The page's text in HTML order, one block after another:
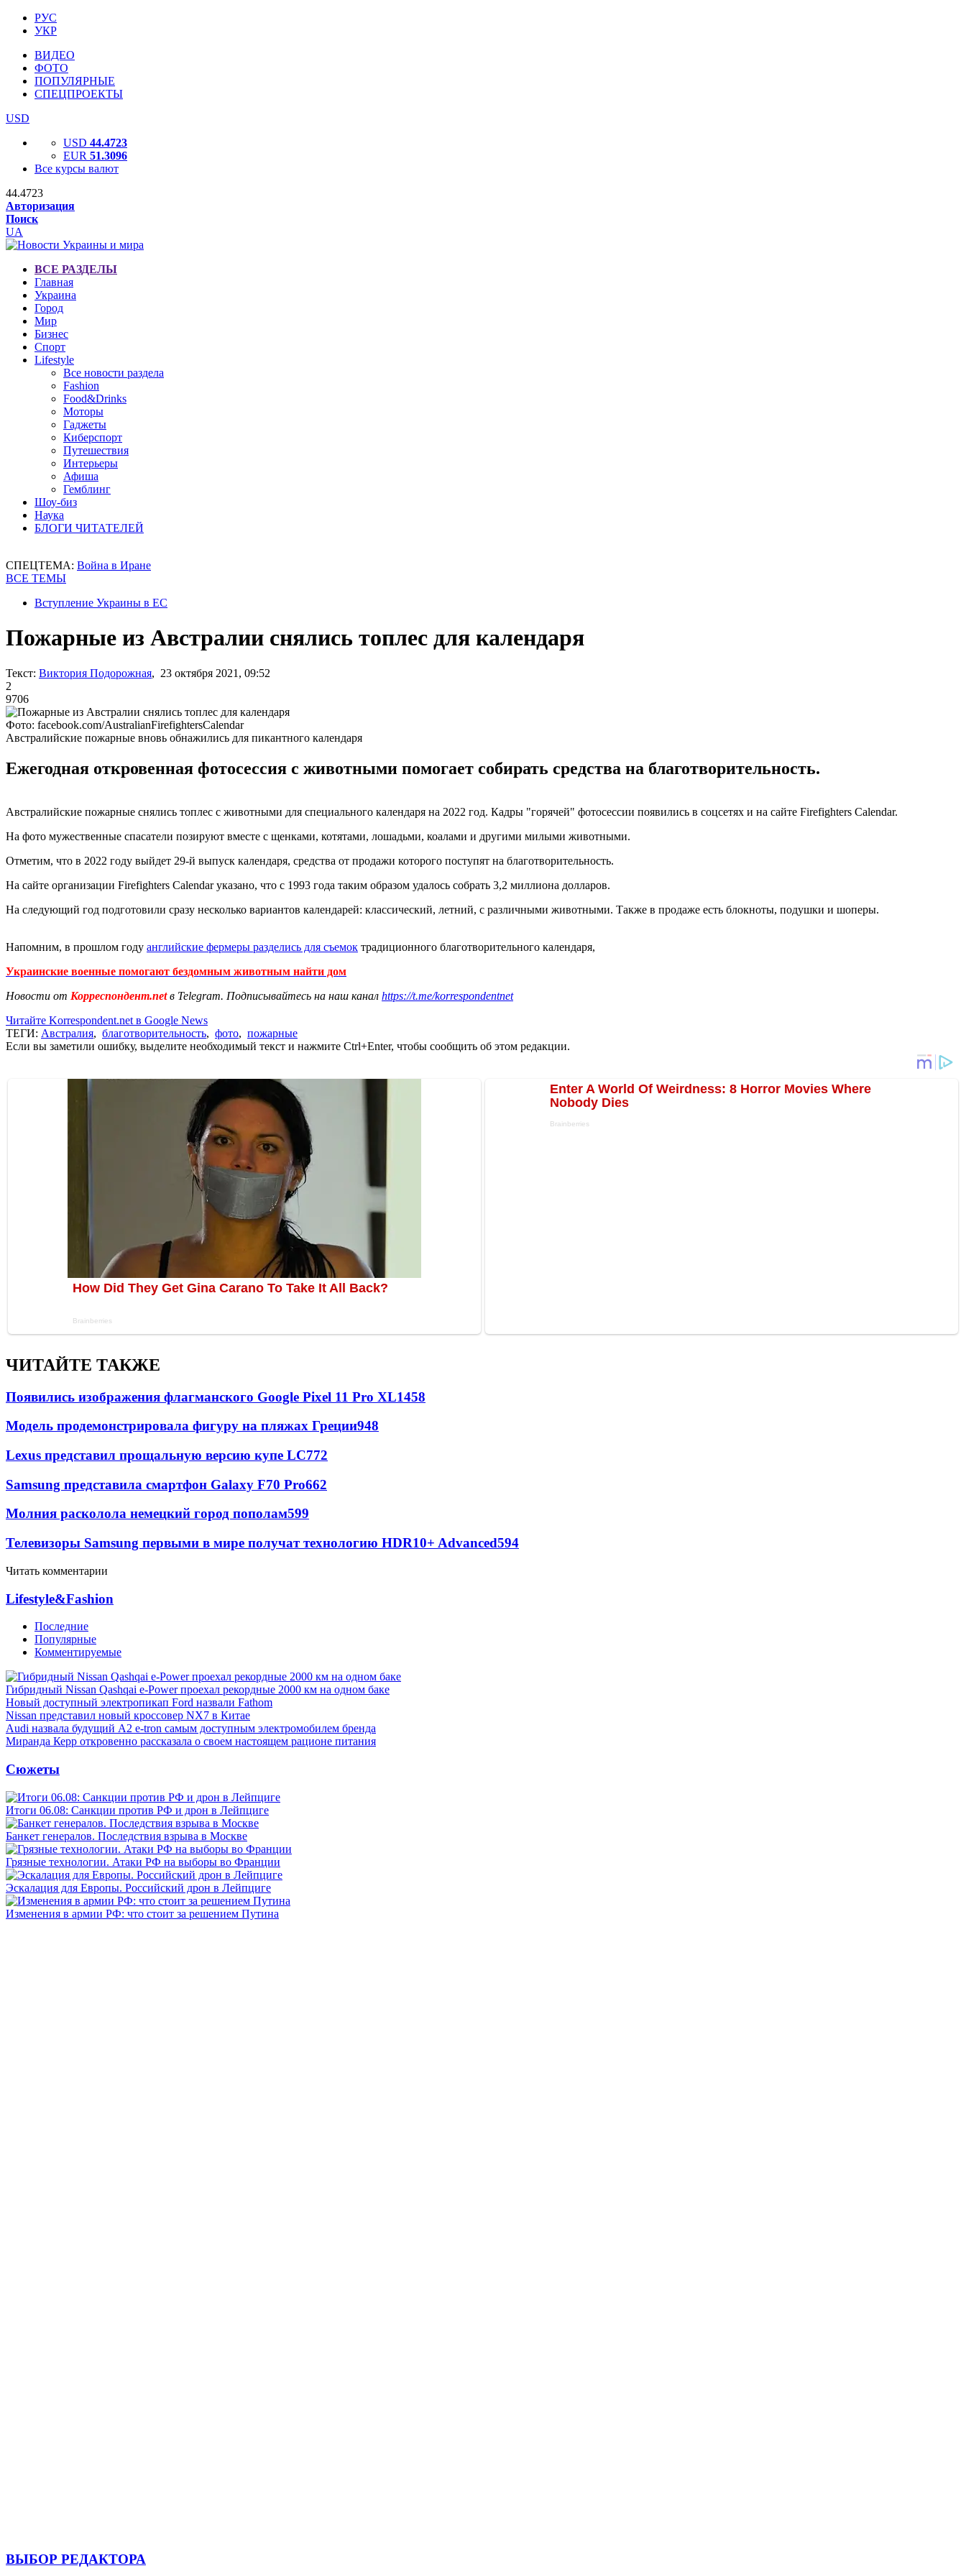
РУС
УКР
ВИДЕО
ФОТО
ПОПУЛЯРНЫЕ
СПЕЦПРОЕКТЫ
USD
USD 44.4723
EUR 51.3096
Все курсы валют
44.4723
Авторизация
Поиск
UA
ВСЕ РАЗДЕЛЫ
Главная
Украина
Город
Мир
Бизнес
Спорт
Lifestyle
Все новости раздела
Fashion
Food&Drinks
Моторы
Гаджеты
Киберспорт
Путешествия
Интерьеры
Афиша
Гемблинг
Шоу-биз
Наука
БЛОГИ ЧИТАТЕЛЕЙ
СПЕЦТЕМА: Война в Иране
ВСЕ ТЕМЫ
Вступление Украины в ЕС
Пожарные из Австралии снялись топлес для календаря
Текст: Виктория Подорожная, 23 октября 2021, 09:52
2
9706
Фото: facebook.com/AustralianFirefightersCalendar
Австралийские пожарные вновь обнажились для пикантного календаря
Ежегодная откровенная фотосессия с животными помогает собирать средства на благотворительность.
Австралийские пожарные снялись топлес с животными для специального календаря на 2022 год. Кадры "горячей" фотосессии появились в соцсетях и на сайте Firefighters Calendar.
На фото мужественные спасатели позируют вместе с щенками, котятами, лошадьми, коалами и другими милыми животными.
Отметим, что в 2022 году выйдет 29-й выпуск календаря, средства от продажи которого поступят на благотворительность.
На сайте организации Firefighters Calendar указано, что с 1993 года таким образом удалось собрать 3,2 миллиона долларов.
На следующий год подготовили сразу несколько вариантов календарей: классический, летний, с различными животными. Также в продаже есть блокноты, подушки и шоперы.
Напомним, в прошлом году английские фермеры разделись для съемок традиционного благотворительного календаря,
Украинские военные помогают бездомным животным найти дом
Новости от Корреспондент.netв Telegram. Подписывайтесь на наш канал https://t.me/korrespondentnet
Читайте Korrespondent.net в Google News
ТЕГИ: Австралия, благотворительность, фото, пожарные
Если вы заметили ошибку, выделите необходимый текст и нажмите Ctrl+Enter, чтобы сообщить об этом редакции.
ЧИТАЙТЕ ТАКЖЕ
Появились изображения флагманского Google Pixel 11 Pro XL1458
Модель продемонстрировала фигуру на пляжах Греции948
Lexus представил прощальную версию купе LC772
Samsung представила смартфон Galaxy F70 Pro662
Молния расколола немецкий город пополам599
Телевизоры Samsung первыми в мире получат технологию HDR10+ Advanced594
Читать комментарии
Lifestyle&Fashion
Последние
Популярные
Комментируемые
Гибридный Nissan Qashqai e-Power проехал рекордные 2000 км на одном баке
Новый доступный электропикап Ford назвали Fathom
Nissan представил новый кроссовер NX7 в Китае
Audi назвала будущий A2 e-tron самым доступным электромобилем бренда
Миранда Керр откровенно рассказала о своем настоящем рационе питания
Сюжеты
Итоги 06.08: Санкции против РФ и дрон в Лейпциге
Банкет генералов. Последствия взрыва в Москве
Грязные технологии. Атаки РФ на выборы во Франции
Эскалация для Европы. Российский дрон в Лейпциге
Изменения в армии РФ: что стоит за решением Путина
ВЫБОР РЕДАКТОРА